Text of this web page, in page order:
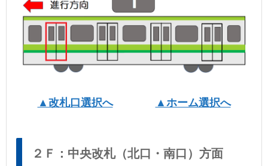
▲改札口選択へ ▲ホーム選択へ
２Ｆ：中央改札（北口・南口）方面